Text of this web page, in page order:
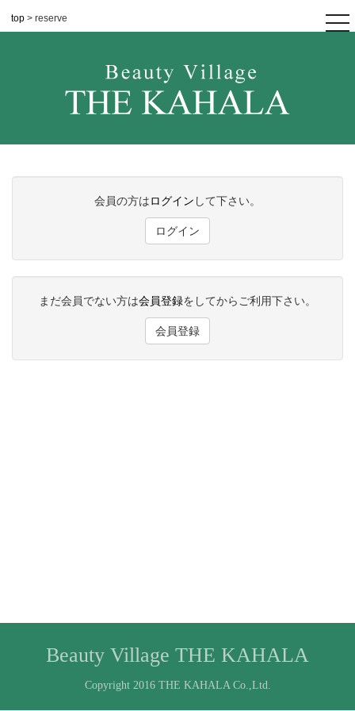
top > reserve
会員の方はログイン して下さい。
ログイン
まだ会員でない方は会員登録をしてからご利用下さい。
会員登録
Beauty Village THE KAHALA
Copyright 2016 THE KAHALA Co.,Ltd.